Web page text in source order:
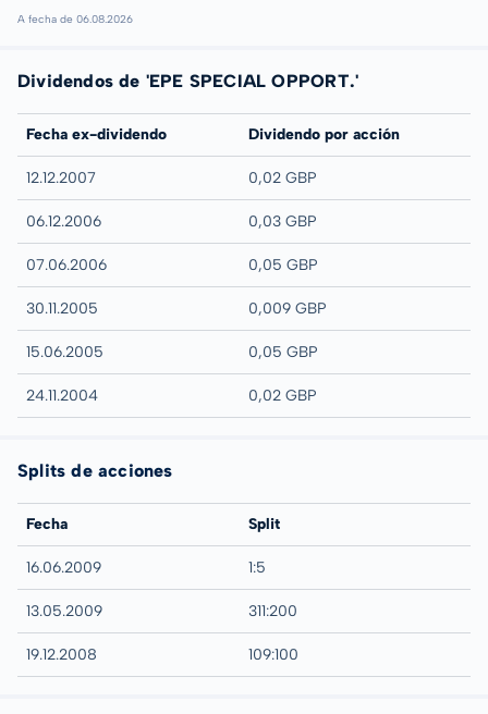
A fecha de 06.08.2026
Dividendos de 'EPE SPECIAL OPPORT.'
Fecha ex-dividendo Dividendo por acción
12.12.2007 0,02 GBP
06.12.2006 0,03 GBP
07.06.2006 0,05 GBP
30.11.2005 0,009 GBP
15.06.2005 0,05 GBP
24.11.2004 0,02 GBP
Splits de acciones
Fecha Split
16.06.2009 1:5
13.05.2009 311:200
19.12.2008 109:100